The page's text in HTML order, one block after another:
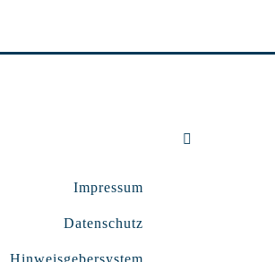
Impressum
Datenschutz
Hinweisgebersystem